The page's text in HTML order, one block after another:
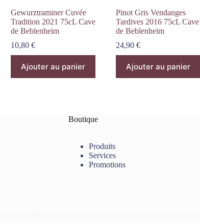
Gewurztraminer Cuvée
Tradition 2021 75cL Cave
de Beblenheim
10,80€
Ajouter au panier
Pinot Gris Vendanges
Tardives 2016 75cL Cave
de Beblenheim
24,90€
Ajouter au panier
Boutique
Produits
Services
Promotions